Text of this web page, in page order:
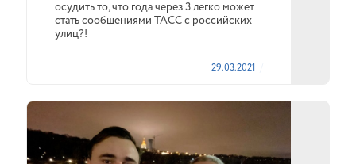
осудить то, что года через 3 легко может
стать сообщениями ТАСС с российских
улиц?!
29.03.2021